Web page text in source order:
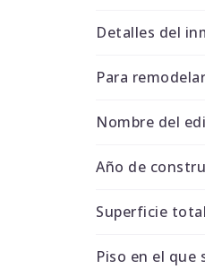
Detalles del
Para remodelar
Nombre del
Año de
Superficie
Piso en el que